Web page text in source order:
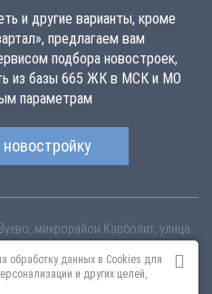
и другие варианты, кроме
предлагаем вам
подбора новостроек,
из базы 665 ЖК в МСК и МО
параметрам
микрорайон Карболит, улица
Купить квартиру в новом жилом
от «ФинТрастОйл» в Орехово-
от 1.77 млн рублей!
обработку данных в Cookies для
и других целей,